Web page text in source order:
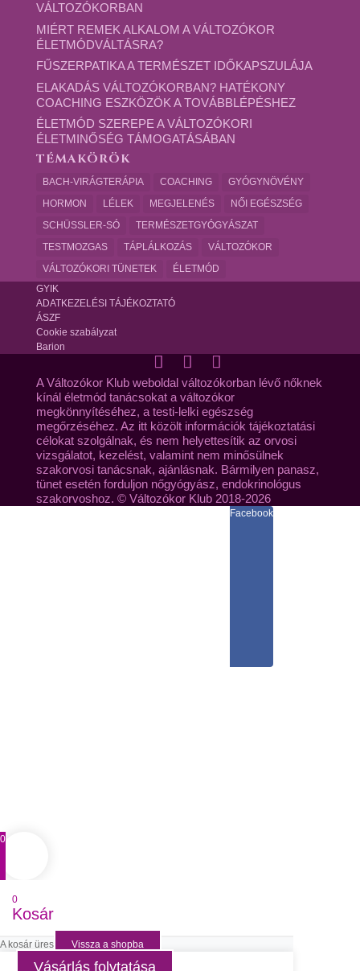
VÁLTOZÓKORBAN
MIÉRT REMEK ALKALOM A VÁLTOZÓKOR
ÉLETMÓDVÁLTÁSRA?
FŰSZERPATIKA A TERMÉSZET IDŐKAPSZULÁJA
ELAKADÁS VÁLTOZÓKORBAN? HATÉKONY
COACHING ESZKÖZÖK A TOVÁBBLÉPÉSHEZ
ÉLETMÓD SZEREPE A VÁLTOZÓKORI
ÉLETMINŐSÉG TÁMOGATÁSÁBAN
TÉMAKÖRÖK
BACH-VIRÁGTERÁPIA COACHING
GYÓGYNÖVÉNY
HORMON
LÉLEK MEGJELENÉS
NŐI EGÉSZSÉG
SCHÜSSLER-SÓ
TERMÉSZETGYÓGYÁSZAT
TESTMOZGAS
TÁPLÁLKOZÁS
VÁLTOZÓKOR
VÁLTOZÓKORI TÜNETEK
ÉLETMÓD
GYIK
ADATKEZELÉSI TÁJÉKOZTATÓ
ÁSZF
Cookie szabályzat
Barion
A Változókor Klub weboldal változókorban lévő nőknek
kínál életmód tanácsokat a változókor
megkönnyítéséhez, a testi-lelki egészség
megőrzéséhez. Az itt közölt információk tájékoztatási
célokat szolgálnak, és nem helyettesítik az orvosi
vizsgálatot, kezelést, valamint nem minősülnek
szakorvosi tanácsnak, ajánlásnak. Bármilyen panasz,
tünet esetén forduljon nőgyógyász, endokrinológus
szakorvoshoz. © Változókor Klub 2018-2026
Facebook
0
0
Kosár
A kosár üres Vissza a shopba
Vásárlás folytatása